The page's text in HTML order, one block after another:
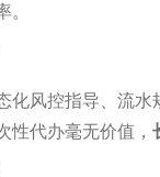
。
化风控指导、流水
性代办毫无价值，